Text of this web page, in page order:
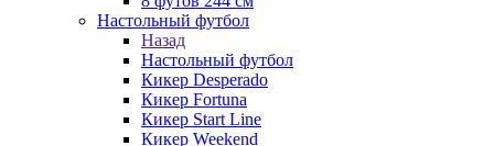
Настольный футбол
Назад
Настольный футбол
Кикер Desperado
Кикер Fortuna
Кикер Start Line
Кикер Weekend